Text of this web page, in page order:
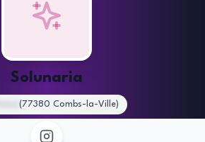
Solunaria
(77380 Combs-la-Ville)